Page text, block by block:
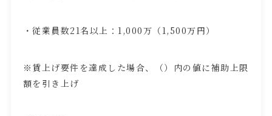
・従業員数21名以上： 1,000万（ 1,500万円）
※賃上げ要件を達成した場合、（）内の値に補助上限
額を引き上げ